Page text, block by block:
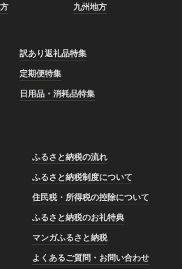
九州地方
訳あり返礼品特集
定期便特集
日用品・消耗品特集
ふるさと納税の流れ
ふるさと納税制度について
住民税・所得税の控除について
ふるさと納税のお礼特典
マンガふるさと納税
よくあるご質問・お問い合わせ